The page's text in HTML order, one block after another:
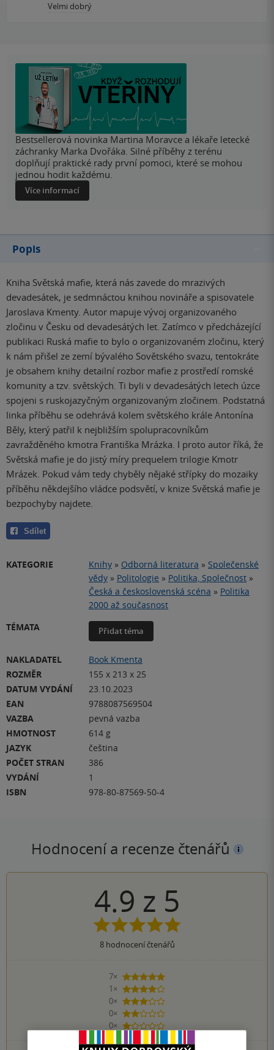
Velmi dobrý
Bestsellerová novinka Martina Moravce a lékaře letecké
záchranky Marka Dvořáka. Silné příběhy z terénu
doplňují praktické rady první pomoci, které se mohou
jednou hodit každému.
Více informací
Popis
Kniha Světská mafie, která nás zavede do mrazivých
devadesátek, je sedmnáctou knihou novináře a spisovatele
Jaroslava Kmenty. Autor mapuje vývoj organizovaného
zločinu v Česku od devadesátých let. Zatímco v předcházející
publikaci Ruská mafie to bylo o organizovaném zločinu, který
k nám přišel ze zemí bývalého Sovětského svazu, tentokráte
je obsahem knihy detailní rozbor mafie z prostředí romské
komunity a tzv. světských. Ti byli v devadesátých letech úzce
spojeni s ruskojazyčným organizovaným zločinem. Podstatná
linka příběhu se odehrává kolem světského krále Antonína
Běly, který patřil k nejbližším spolupracovníkům
zavražděného kmotra Františka Mrázka. I proto autor říká, že
Světská mafie je do jistý míry prequelem trilogie Kmotr
Mrázek. Pokud vám tedy chyběly nějaké střípky do mozaiky
příběhu někdejšího vládce podsvětí, v knize Světská mafie je
bezpochyby najdete.
Sdílet
KATEGORIE Knihy » Odborná literatura » Společenské
vědy » Politologie » Politika, Společnost »
Česká a československá scéna » Politika
2000 až současnost
TÉMATA
Přidat téma
NAKLADATEL
Book Kmenta
ROZMĚR
155 x 213 x 25
DATUM VYDÁNÍ
23.10.2023
EAN
9788087569504
VAZBA
pevná vazba
HMOTNOST
614 g
JAZYK
čeština
POČET STRAN
386
VYDÁNÍ
1
ISBN
978-80-87569-50-4
Hodnocení a recenze čtenářů
4.9 z 5
8hodnocení čtenářů
7×
5 hvězdiček
1×
4 hvězdičky
0×
3 hvězdičky
0×
2 hvězdičky
0×
1 hvezdička